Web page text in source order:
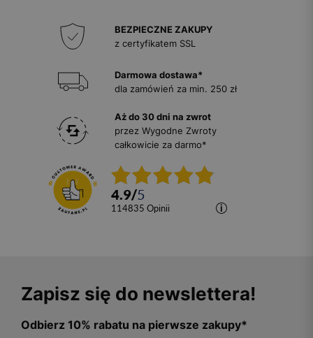
BEZPIECZNE ZAKUPY
z certyfikatem SSL
Darmowa dostawa*
dla zamówień za min. 250 zł
Aż do 30 dni na zwrot
przez Wygodne Zwroty
całkowicie za darmo*
4.9/5
114835 opinii
Zapisz się do newslettera!
Odbierz 10% rabatu na pierwsze zakupy*